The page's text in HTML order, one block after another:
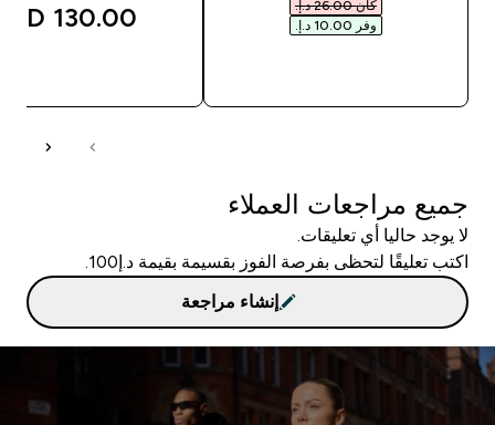
كان ‏26.00 د.إ.‏‎
وفر ‏10.00 د.إ.‏‎
130.00 AED‎
جميع مراجعات العملاء
لا يوجد حاليا أي تعليقات.
اكتب تعليقًا لتحظى بفرصة الفوز بقسيمة بقيمة د.إ100.
إنشاء مراجعة